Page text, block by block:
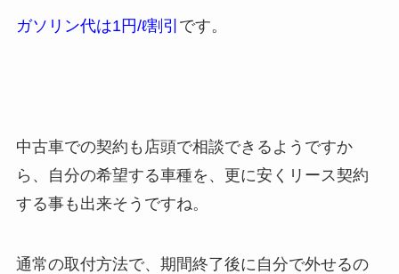
ガソリン代は1円/ℓ割引 です。
中古車での契約も店頭で相談できるようですか
ら、自分の希望する車種を、更に安くリース契約
する事も出来そうですね。
通常の取付方法で、期間終了後に自分で外せるの